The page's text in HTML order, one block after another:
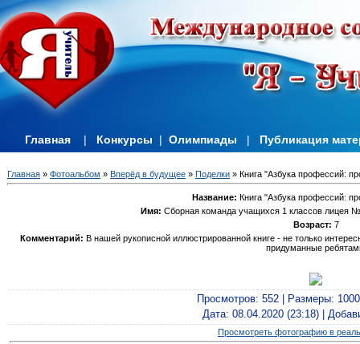
Главная | Конкурсы | Олимпиады | Публикация
Главная » Фотоальбом » Вперёд в будущее » Поделки » Книга "Азбука профессий:
Название: Книга "Азбука профессий:
Имя: Сборная команда учащихся 1 классов лицея
Возраст: 7
Комментарий: В нашей рукописной иллюстрированной книге - не только
придуманные
Просмотров: 552 | Размеры:
Дата: 08.04.2020 (23:18) |
Просмотреть фотографию в